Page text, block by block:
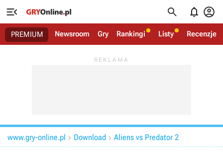
   
PREMIUM Newsroom Gry Rankingi Listy Recenzje
www.gry-online.pl  Download  Aliens vs Predator 2